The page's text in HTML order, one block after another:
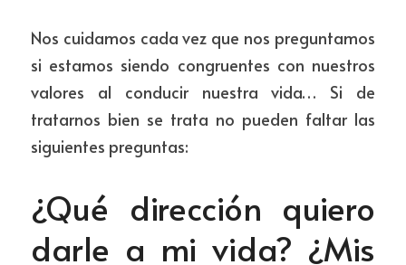
Nos cuidamos cada vez que nos preguntamos
si estamos siendo congruentes con nuestros
valores al conducir nuestra vida… Si de
tratarnos bien se trata no pueden faltar las
siguientes preguntas:
¿Qué dirección quiero